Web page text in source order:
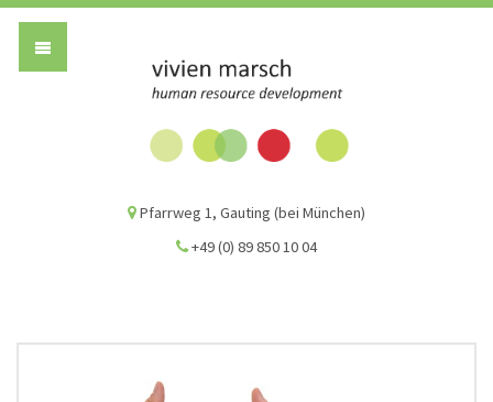
Pfarrweg 1, Gauting (bei München)
+49 (0) 89 850 10 04